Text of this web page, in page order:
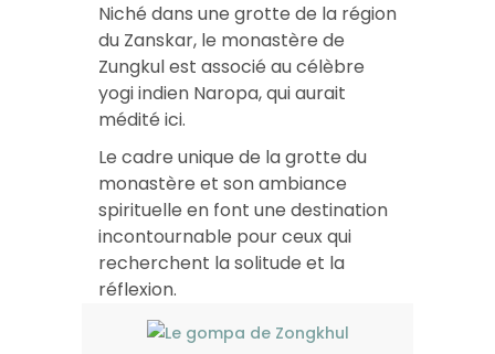
Niché dans une grotte de la région
du Zanskar, le monastère de
Zungkul est associé au célèbre
yogi indien Naropa, qui aurait
médité ici.
Le cadre unique de la grotte du
monastère et son ambiance
spirituelle en font une destination
incontournable pour ceux qui
recherchent la solitude et la
réflexion.